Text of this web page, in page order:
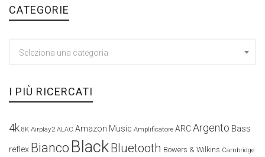
CATEGORIE
Seleziona una categoria
I PIÙ RICERCATI
4k 8K Airplay2 ALAC Amazon Music Amplificatore ARCArgento Bass
reflex Bianco BlackBluetooth Bowers & Wilkins Cambridge